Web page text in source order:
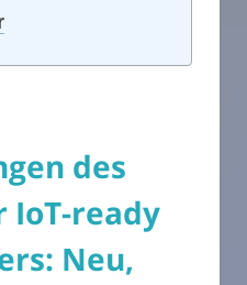
des
IoT-ready
Neu,